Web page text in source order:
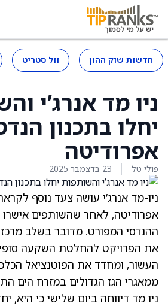
חדשות שוק ההון וול סטריט
ניו מד אנרג’י
יחלו בתכנון
אפרודיטה
פולי טל 23 בדצמבר 2025
ניו-מד אנרג’י עושה צעד נוסף
אפרודיטה, לאחר שהשותפים אישרו
ההנדסי המפורט. מדובר בשלב
את הפרויקט להחלטת השקעה
העשור, ומחדד את הפוטנציאל
ממאגרי הגז הגדולים במזרח הים
ניו מד דיווחה ביום שלישי כי היא,